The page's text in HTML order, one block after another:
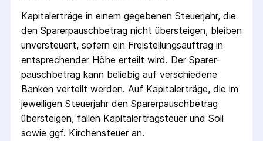
Kapitalerträge in einem gegebenen Steuerjahr, die
den Sparer­pausch­betrag nicht übersteigen, bleiben
unversteuert, sofern ein Freistellungs­auftrag in
entsprechender Höhe erteilt wird. Der Sparer­
pausch­betrag kann beliebig auf verschiedene
Banken verteilt werden. Auf Kapitalerträge, die im
jeweiligen Steuerjahr den Sparer­pausch­betrag
übersteigen, fallen Kapital­ertrag­steuer und Soli
sowie ggf. Kirchensteuer an.